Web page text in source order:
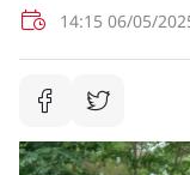
14:15 06/05/